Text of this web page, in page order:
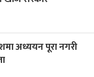
अध्ययन पूरा नगरी